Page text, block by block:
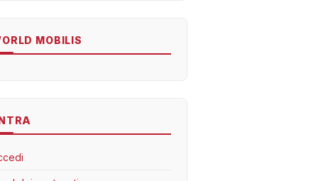
MOBILIS